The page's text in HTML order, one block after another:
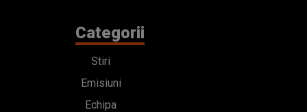
Categorii
Stiri
Emisiuni
Echipa